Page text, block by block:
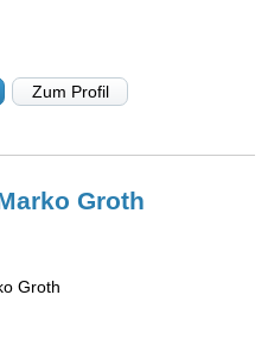
Zum Profil
Groth
Groth